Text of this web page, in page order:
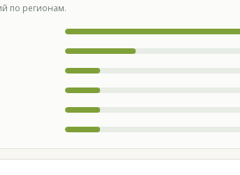
по регионам.